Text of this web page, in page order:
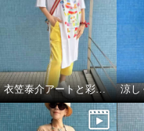
衣笠泰介アートと彩りを楽しむ夏スタイル